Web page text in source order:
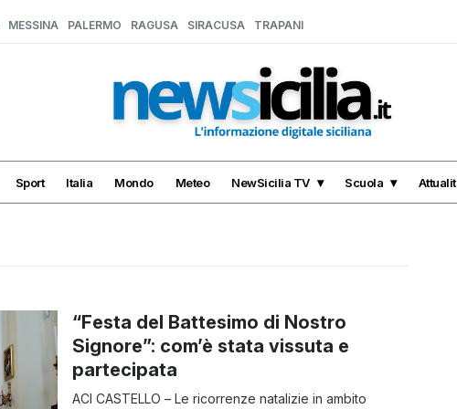
MESSINA PALERMO RAGUSA SIRACUSA TRAPANI
Sport Italia Mondo Meteo NewSicilia TV Scuola
“Festa del Battesimo di Nostro
Signore”: com’è stata vissuta e
partecipata
ACI CASTELLO – Le ricorrenze natalizie in ambito